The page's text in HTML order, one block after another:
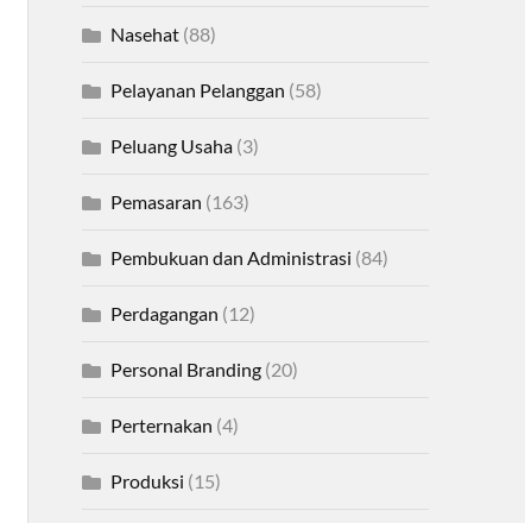
Nasehat(88)
Pelayanan Pelanggan (58)
Peluang Usaha(3)
Pemasaran (163)
Pembukuan dan Administrasi (84)
Perdagangan (12)
Personal Branding(20)
Perternakan (4)
Produksi (15)